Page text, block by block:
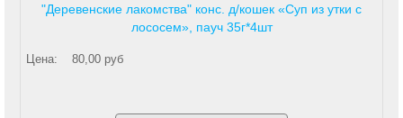
"Деревенские лакомства" конс. д/кошек «Суп из утки с
лососем», пауч 35г*4шт
Цена: 80,00 руб